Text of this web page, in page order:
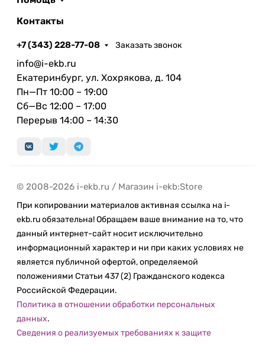
Контакты
+7 (343) 228-77-08 Заказать звонок
info@i-ekb.ru
Екатеринбург, ул. Хохрякова, д. 104
Пн—Пт 10:00 – 19:00
Сб—Вс 12:00 – 17:00
Перерыв 14:00 – 14:30
© 2008-2026 i-ekb.ru / Магазин i-ekb:Store
При копировании материалов активная ссылка на i-
ekb.ru обязательна! Обращаем ваше внимание на то, что
данный интернет-сайт носит исключительно
информационный характер и ни при каких условиях не
является публичной офертой, определяемой
положениями Статьи 437 (2) Гражданского кодекса
Российской Федерации.
Политика в отношении обработки персональных
данных.
Сведения о реализуемых требованиях к защите